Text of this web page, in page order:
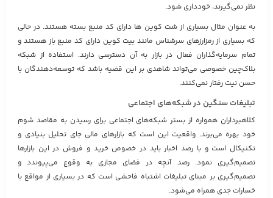
نظر نمی‌گیرند، خودداری شود.
به عنوان مثال بسیاری از شت کوین‌ ها دارای کد منبع بسته هستند. در حالی
که بسیاری از رمزارزهای سرشناس مانند بیت کوین دارای کد منبع باز هستند و
تمام سرمایه‌گذاران فعال در بازار به آن دسترسی دارند. استفاده از شبکه
بلاک‌چین خصوصی می‌تواند شاهدی بر این قضیه باشد که توسعه‌دهندگان با
حسن نیت رفتار نمی‌کنند.
تبلیغات سنگین در شبکه‌های اجتماعی
کلاهبرداران همواره از بستر شبکه‌های اجتماعی برای رسیدن به مقاصد شوم
خود بهره می‌برند. واقعیت این است که بازارهای مالی جای تحلیل بنیادی و
تکنیکال است و با رصد اخبار باید در خصوص خرید و فروش در این بازارها
تصمیم‌گیری نمود. رصد آنچه در فضای مجازی به وقوع می‌پیوندد و
تصمیم‌گیری بر مبنای تبلیغات اشتباه فاحشی است که در بسیاری از مواقع با
خسارات جدی همراه می‌شود.